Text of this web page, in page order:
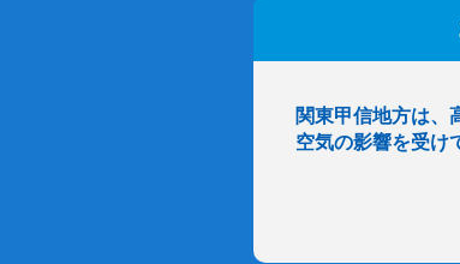
関東甲信地方は、
空気の影響を受け